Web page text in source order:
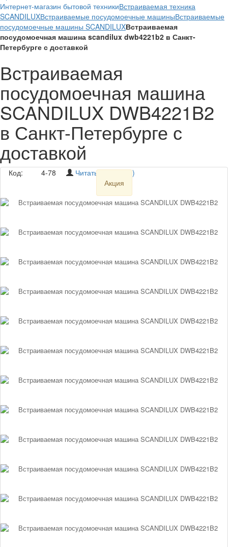
Интернет-магазин бытовой техникиВстраиваемая техника
SCANDILUXВстраиваемые посудомоечные машиныВстраиваемые
посудомоечные машины SCANDILUXВстраиваемая
посудомоечная машина scandilux dwb4221b2 в Санкт-
Петербурге с доставкой
Встраиваемая
посудомоечная машина
SCANDILUX DWB4221B2
в Санкт-Петербурге с
доставкой
Код: 4-78
Читать отзывы (2)
Акция